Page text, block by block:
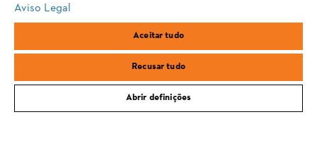
safari edge
Aviso Legal
Aceitar tudo
Recusar tudo
Abrir definições